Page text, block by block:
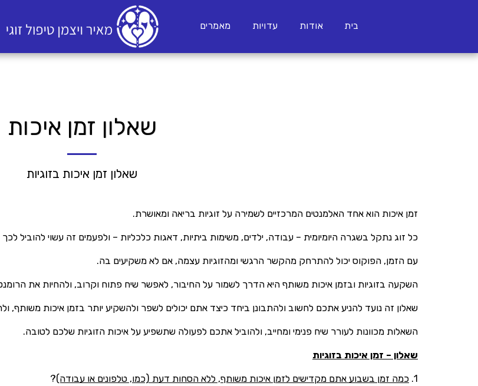
בית אודות עדויות מאמרים
שאלון זמן איכות
שאלון זמן איכות בזוגיות
זמן איכות הוא אחד האלמנטים המרכזיים לשמירה על זוגיות בריאה ומאושרת.
כל זוג נתקל בשגרה היומיומית – עבודה, ילדים, משימות ביתיות, דאגות כלכליות – ולפעמים זה עשוי להוביל
עם הזמן, הפוקוס יכול להתרחק מהקשר הרגשי ומהזוגיות עצמה, אם לא משקיעים בה.
השקעה בזוגיות ובזמן איכות משותף היא הדרך לשמור על החיבור, לאפשר שיח פתוח וקרוב, ולהחיות את
שאלון זה נועד להניע אתכם לחשוב ולהתבונן ביחד כיצד אתם יכולים לשפר ולהשקיע יותר בזמן איכות משותף,
השאלות מכוונות לעורר שיח פנימי ומחייב, ולהוביל אתכם לפעולה שתשפיע על איכות הזוגיות שלכם לטובה.
שאלון – זמן איכות בזוגיות
1. כמה זמן בשבוע אתם מקדישים לזמן איכות משותף, ללא הסחות דעת (כמו, טלפונים או עבודה)?